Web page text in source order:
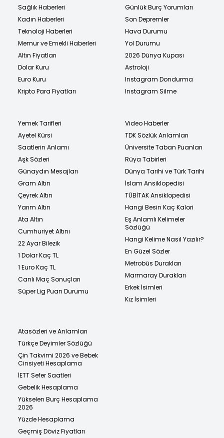
Sağlık Haberleri
Kadın Haberleri
Teknoloji Haberleri
Memur ve Emekli Haberleri
Altın Fiyatları
Dolar Kuru
Euro Kuru
Kripto Para Fiyatları
Günlük Burç Yorumları
Son Depremler
Hava Durumu
Yol Durumu
2026 Dünya Kupası
Astroloji
Instagram Dondurma
Instagram Silme
Yemek Tarifleri
Ayetel Kürsi
Saatlerin Anlamı
Aşk Sözleri
Günaydın Mesajları
Gram Altın
Çeyrek Altın
Yarım Altın
Ata Altın
Cumhuriyet Altını
22 Ayar Bilezik
1 Dolar Kaç TL
1 Euro Kaç TL
Canlı Maç Sonuçları
Süper Lig Puan Durumu
Video Haberler
TDK Sözlük Anlamları
Üniversite Taban Puanları
Rüya Tabirleri
Dünya Tarihi ve Türk Tarihi
İslam Ansiklopedisi
TÜBİTAK Ansiklopedisi
Hangi Besin Kaç Kalori
Eş Anlamlı Kelimeler
Sözlüğü
Hangi Kelime Nasıl Yazılır?
En Güzel Sözler
Metrobüs Durakları
Marmaray Durakları
Erkek İsimleri
Kız İsimleri
Atasözleri ve Anlamları
Türkçe Deyimler Sözlüğü
Çin Takvimi 2026 ve Bebek
Cinsiyeti Hesaplama
İETT Sefer Saatleri
Gebelik Hesaplama
Yükselen Burç Hesaplama
2026
Yüzde Hesaplama
Geçmiş Döviz Fiyatları